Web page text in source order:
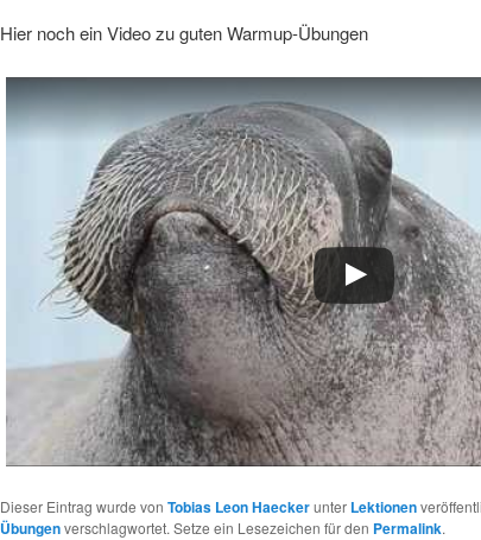
Hier noch ein Video zu guten Warmup-Übungen
Dieser Eintrag wurde von Tobias Leon Haeckerunter Lektionen
Übungenverschlagwortet. Setze ein Lesezeichen für den Permalink.